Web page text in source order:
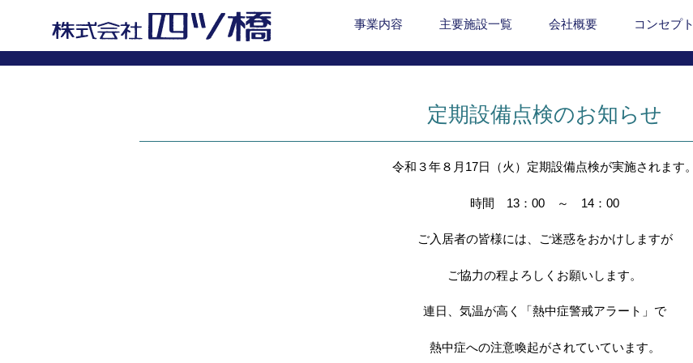
事業内容 主要施設一覧 会社概要 コンセプト
定期設備点検のお知らせ
令和３年８月17日（火）定期設備点検が実施されます。
時間 13：00 ～ 14：00
ご入居者の皆様には、ご迷惑をおかけしますが
ご協力の程よろしくお願いします。
連日、気温が高く「熱中症警戒アラート」で
熱中症への注意喚起がされていています。